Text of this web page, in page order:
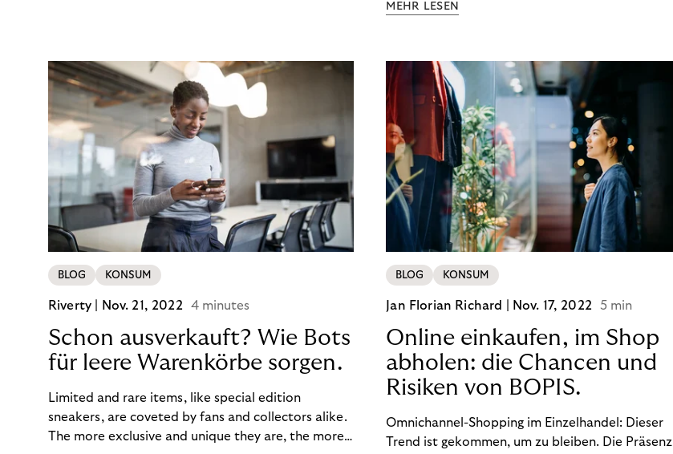
Finanzbildung ermöglicht. So bleiben Menschen
Unternehmen.
MEHR LESEN
BLOG KONSUM
Riverty | Nov. 21, 2022 4 minutes
Schon ausverkauft? Wie Bots
für leere Warenkörbe sorgen.
Limited and rare items, like special edition
sneakers, are coveted by fans and collectors alike.
The more exclusive and unique they are, the more
BLOG KONSUM
Jan Florian Richard | Nov. 17, 2022 5 min
Online einkaufen, im Shop
abholen: die Chancen und
Risiken von BOPIS.
Omnichannel-Shopping im Einzelhandel: Dieser
Trend ist gekommen, um zu bleiben. Die Präsenz